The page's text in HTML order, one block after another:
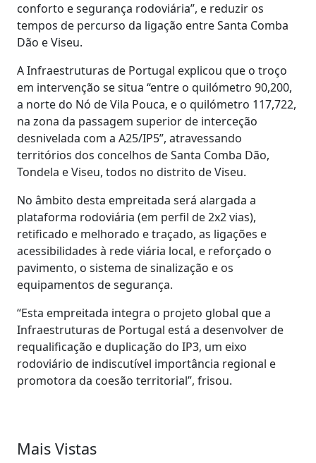
conforto e segurança rodoviária”, e reduzir os
tempos de percurso da ligação entre Santa Comba
Dão e Viseu.
A Infraestruturas de Portugal explicou que o troço
em intervenção se situa “entre o quilómetro 90,200,
a norte do Nó de Vila Pouca, e o quilómetro 117,722,
na zona da passagem superior de interceção
desnivelada com a A25/IP5”, atravessando
territórios dos concelhos de Santa Comba Dão,
Tondela e Viseu, todos no distrito de Viseu.
No âmbito desta empreitada será alargada a
plataforma rodoviária (em perfil de 2x2 vias),
retificado e melhorado e traçado, as ligações e
acessibilidades à rede viária local, e reforçado o
pavimento, o sistema de sinalização e os
equipamentos de segurança.
“Esta empreitada integra o projeto global que a
Infraestruturas de Portugal está a desenvolver de
requalificação e duplicação do IP3, um eixo
rodoviário de indiscutível importância regional e
promotora da coesão territorial”, frisou.
Mais Vistas